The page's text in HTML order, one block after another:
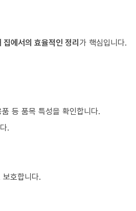
에서의 효율적인 정리가 핵심입니다.
등 품목 특성을 확인합니다.
.
호합니다.